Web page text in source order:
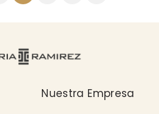
Nuestra Empresa